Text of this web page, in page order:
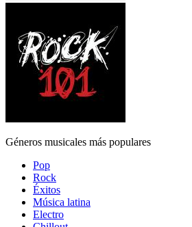
Géneros musicales más populares
Pop
Rock
Éxitos
Música latina
Electro